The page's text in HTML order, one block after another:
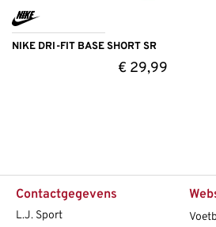
NIKE DRI-FIT BASE SHORT SR
€29,99
Contactgegevens
L.J. Sport